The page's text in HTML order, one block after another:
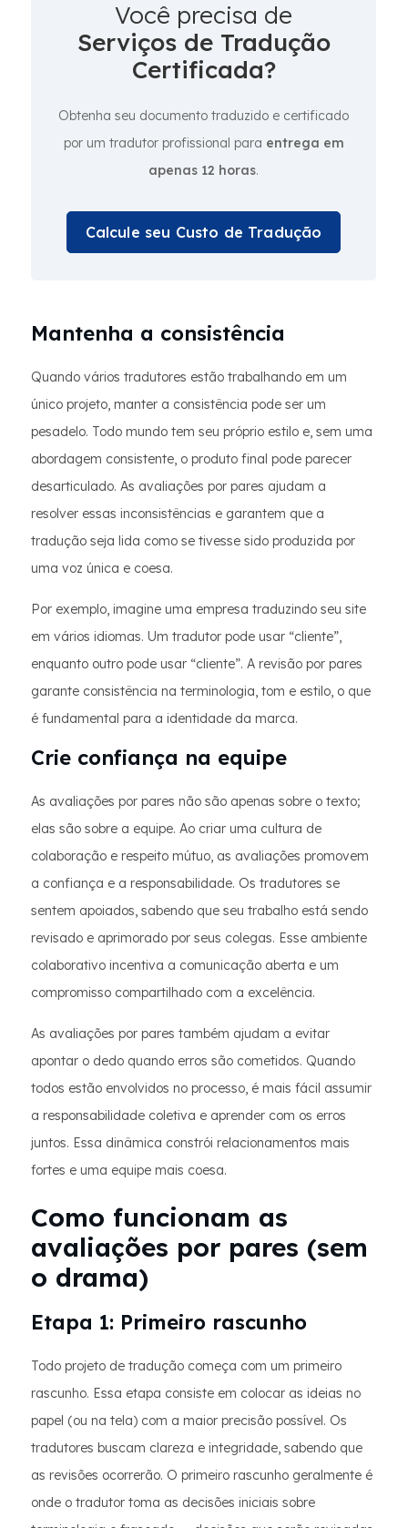
Você precisa de
Serviços de Tradução
Certificada?
Obtenha seu documento traduzido e certificado
por um tradutor profissional para entrega em
apenas 12 horas.
Calcule seu Custo de Tradução
Mantenha a consistência
Quando vários tradutores estão trabalhando em um
único projeto, manter a consistência pode ser um
pesadelo. Todo mundo tem seu próprio estilo e, sem uma
abordagem consistente, o produto final pode parecer
desarticulado. As avaliações por pares ajudam a
resolver essas inconsistências e garantem que a
tradução seja lida como se tivesse sido produzida por
uma voz única e coesa.
Por exemplo, imagine uma empresa traduzindo seu site
em vários idiomas. Um tradutor pode usar “cliente”,
enquanto outro pode usar “cliente”. A revisão por pares
garante consistência na terminologia, tom e estilo, o que
é fundamental para a identidade da marca.
Crie confiança na equipe
As avaliações por pares não são apenas sobre o texto;
elas são sobre a equipe. Ao criar uma cultura de
colaboração e respeito mútuo, as avaliações promovem
a confiança e a responsabilidade. Os tradutores se
sentem apoiados, sabendo que seu trabalho está sendo
revisado e aprimorado por seus colegas. Esse ambiente
colaborativo incentiva a comunicação aberta e um
compromisso compartilhado com a excelência.
As avaliações por pares também ajudam a evitar
apontar o dedo quando erros são cometidos. Quando
todos estão envolvidos no processo, é mais fácil assumir
a responsabilidade coletiva e aprender com os erros
juntos. Essa dinâmica constrói relacionamentos mais
fortes e uma equipe mais coesa.
Como funcionam as
avaliações por pares (sem
o drama)
Etapa 1: Primeiro rascunho
Todo projeto de tradução começa com um primeiro
rascunho. Essa etapa consiste em colocar as ideias no
papel (ou na tela) com a maior precisão possível. Os
tradutores buscam clareza e integridade, sabendo que
as revisões ocorrerão. O primeiro rascunho geralmente é
onde o tradutor toma as decisões iniciais sobre